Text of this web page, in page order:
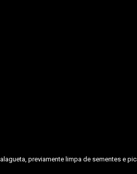
previamente limpa de sementes e